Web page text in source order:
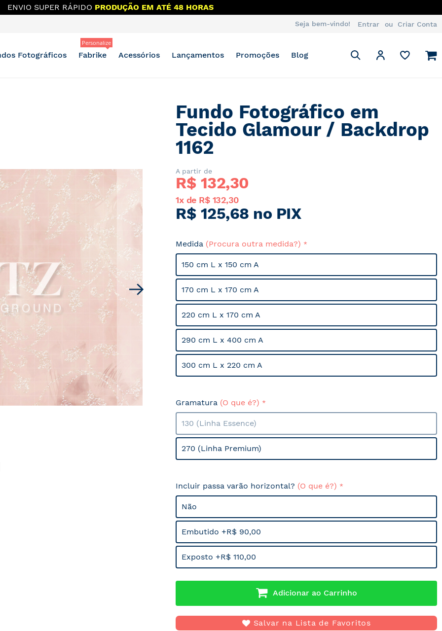
ENVIO SUPER RÁPIDO PRODUÇÃO EM ATÉ 48 HORAS
Seja bem-vindo! Entrar Criar Conta
Fotográficos Fabrike
Personalize
Acessórios Lançamentos Promoções Blog
Pesquisa
Pesquisa
Minha Conta
Fundo Fotográfico em
Tecido Glamour / Backdrop
1162
A partir de
R$ 132,30
1x de R$ 132,30
R$ 125,68 no PIX
Medida (Procura outra medida?)
150 cm L x 150 cm A
170 cm L x 170 cm A
220 cm L x 170 cm A
290 cm L x 400 cm A
300 cm L x 220 cm A
Gramatura (O que é?)
130 (Linha Essence)
270 (Linha Premium)
Incluir passa varão horizontal? (O que é?)
Não
Embutido +R$ 90,00
Exposto +R$ 110,00
Adicionar ao Carrinho
Salvar na Lista de Favoritos